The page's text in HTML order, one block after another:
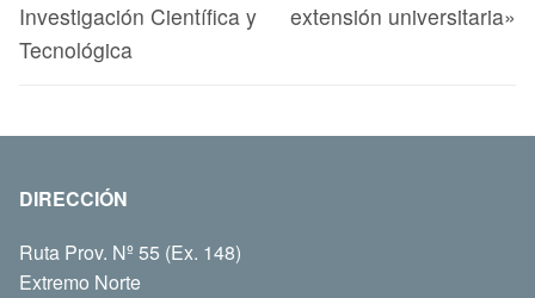
Investigación Científica y
Tecnológica
extensión universitaria»
DIRECCIÓN
Ruta Prov. Nº 55 (Ex. 148)
Extremo Norte